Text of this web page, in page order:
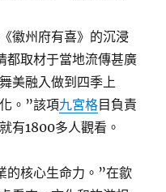
徽州府有喜》的沉浸
都取材于當地流傳甚廣
美融入做到四季上
。”該項九宮格目負責
有1800多人觀看。
的核心生命力。”在歙